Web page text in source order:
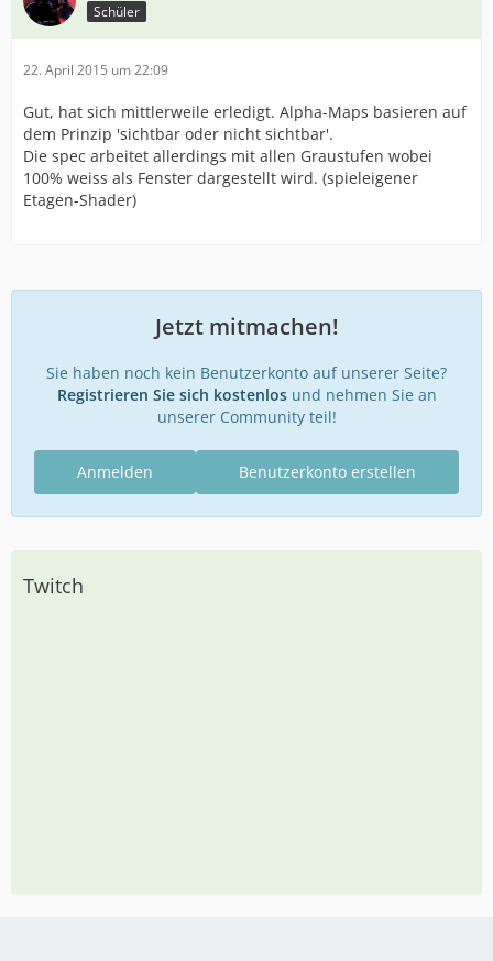
Schüler
22. April 2015 um 22:09
Gut, hat sich mittlerweile erledigt. Alpha-Maps basieren auf
dem Prinzip 'sichtbar oder nicht sichtbar'.
Die spec arbeitet allerdings mit allen Graustufen wobei
100% weiss als Fenster dargestellt wird. (spieleigener
Etagen-Shader)
Jetzt mitmachen!
Sie haben noch kein Benutzerkonto auf unserer Seite?
Registrieren Sie sich kostenlosund nehmen Sie an
unserer Community teil!
Benutzerkonto erstellen
Anmelden
Twitch